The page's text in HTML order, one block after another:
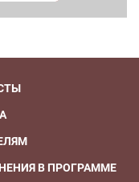
В ПРОГРАММЕ